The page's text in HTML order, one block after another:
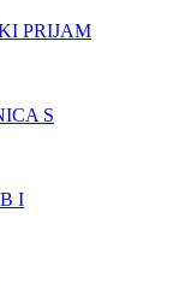
PRIJAM
S
I